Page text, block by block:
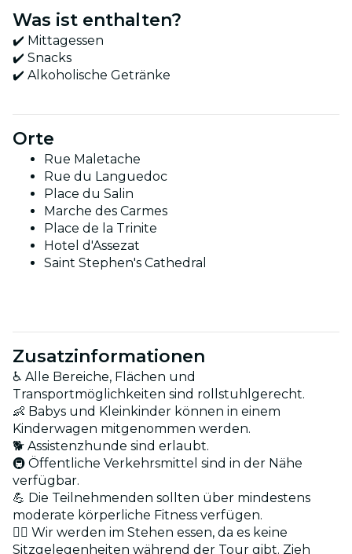
Was ist enthalten?
✔️ Mittagessen
✔️ Snacks
✔️ Alkoholische Getränke
Orte
Rue Maletache
Rue du Languedoc
Place du Salin
Marche des Carmes
Place de la Trinite
Hotel d'Assezat
Saint Stephen's Cathedral
Zusatzinformationen
♿ Alle Bereiche, Flächen und
Transportmöglichkeiten sind rollstuhlgerecht.
👶 Babys und Kleinkinder können in einem
Kinderwagen mitgenommen werden.
🐕 Assistenzhunde sind erlaubt.
🚇 Öffentliche Verkehrsmittel sind in der Nähe
verfügbar.
💪 Die Teilnehmenden sollten über mindestens
moderate körperliche Fitness verfügen.
🚶‍♂️ Wir werden im Stehen essen, da es keine
Sitzgelegenheiten während der Tour gibt. Zieh